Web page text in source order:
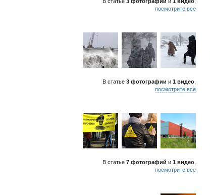
посмотрите все
В статье 3 фотографии и 1 видео
посмотрите все
В статье 7 фотографий и 1 видео
посмотрите все